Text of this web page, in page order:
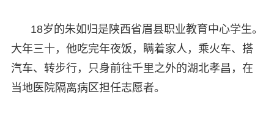
18岁的朱如归是陕西省眉县职业教育中心学生。
大年三十，他吃完年夜饭，瞒着家人，乘火车、搭
汽车、转步行，只身前往千里之外的湖北孝昌，在
当地医院隔离病区担任志愿者。